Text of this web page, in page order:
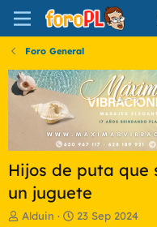
Foro General
Hijos de puta que
un juguete
IAlduin
F
23 Sep 2024